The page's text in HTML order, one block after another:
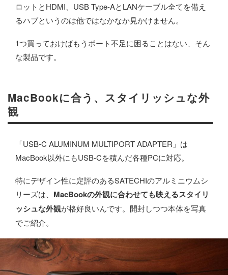
ロットとHDMI、USB Type-AとLANケーブル全てを備え
るハブというのは他ではなかなか見かけません。
1つ買っておけばもうポート不足に困ることはない、そん
な製品です。
MacBookに合う、スタイリッシュな外
観
「USB-C ALUMINUM MULTIPORT ADAPTER」は
MacBook以外にもUSB-Cを積んだ各種PCに対応。
特にデザイン性に定評のあるSATECHIのアルミニウムシ
リーズは、 MacBookの外観に合わせても映えるスタイリ
ッシュな外観が格好良いんです。開封しつつ本体を写真
でご紹介。